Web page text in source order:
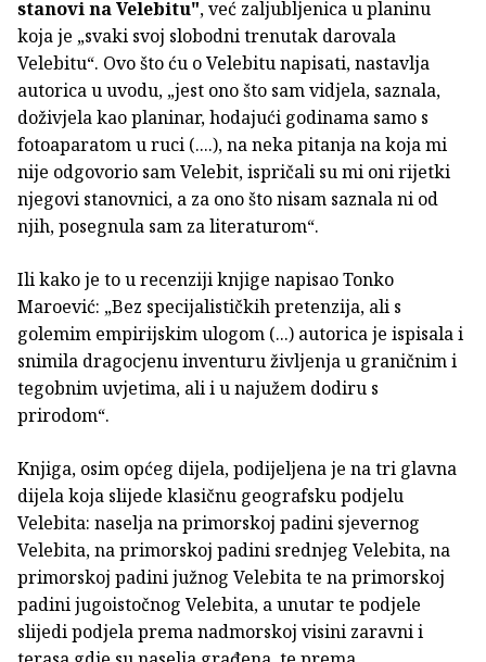
stanovi na Velebitu", već zaljubljenica u planinu
koja je „svaki svoj slobodni trenutak darovala
Velebitu“. Ovo što ću o Velebitu napisati, nastavlja
autorica u uvodu, „jest ono što sam vidjela, saznala,
doživjela kao planinar, hodajući godinama samo s
fotoaparatom u ruci (....), na neka pitanja na koja mi
nije odgovorio sam Velebit, ispričali su mi oni rijetki
njegovi stanovnici, a za ono što nisam saznala ni od
njih, posegnula sam za literaturom“.
Ili kako je to u recenziji knjige napisao Tonko
Maroević: „Bez specijalističkih pretenzija, ali s
golemim empirijskim ulogom (...) autorica je ispisala i
snimila dragocjenu inventuru življenja u graničnim i
tegobnim uvjetima, ali i u najužem dodiru s
prirodom“.
Knjiga, osim općeg dijela, podijeljena je na tri glavna
dijela koja slijede klasičnu geografsku podjelu
Velebita: naselja na primorskoj padini sjevernog
Velebita, na primorskoj padini srednjeg Velebita, na
primorskoj padini južnog Velebita te na primorskoj
padini jugoistočnog Velebita, a unutar te podjele
slijedi podjela prema nadmorskoj visini zaravni i